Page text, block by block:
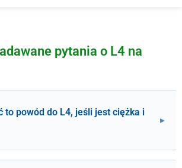
pytania o L4 na
to powód do L4, jeśli jest ciężka i